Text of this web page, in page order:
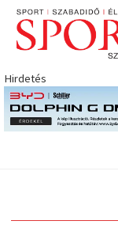
Skip
content
Hirdetés